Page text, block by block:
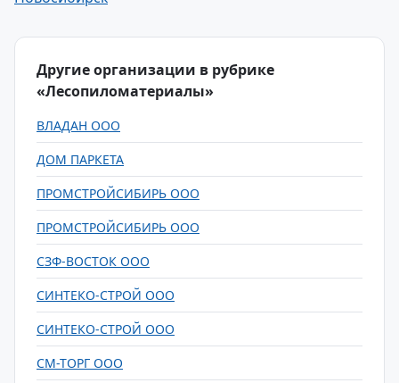
Другие организации в рубрике
«Лесопиломатериалы»
ВЛАДАН ООО
ДОМ ПАРКЕТА
ПРОМСТРОЙСИБИРЬ ООО
ПРОМСТРОЙСИБИРЬ ООО
СЗФ-ВОСТОК ООО
СИНТЕКО-СТРОЙ ООО
СИНТЕКО-СТРОЙ ООО
СМ-ТОРГ ООО